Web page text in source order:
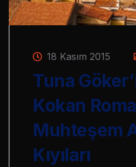
18 Kasım 2015
Tuna
Kokan
Muhteşem
Kıyıları